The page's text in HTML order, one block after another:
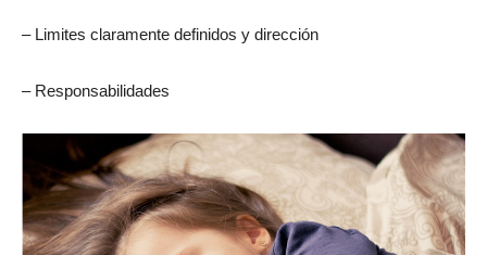
– Limites claramente definidos y dirección
– Responsabilidades